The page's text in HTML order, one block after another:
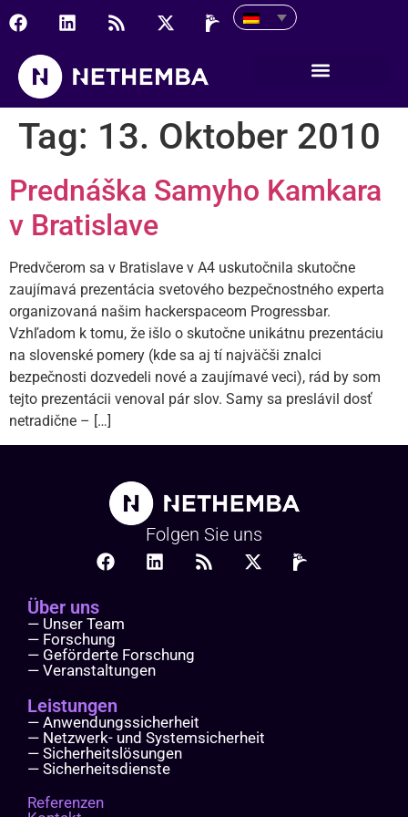
Tag: 13. Oktober 2010
Prednáška Samyho Kamkara
v Bratislave
Predvčerom sa v Bratislave v A4 uskutočnila skutočne
zaujímavá prezentácia svetového bezpečnostného experta
organizovaná našim hackerspaceom Progressbar.
Vzhľadom k tomu, že išlo o skutočne unikátnu prezentáciu
na slovenské pomery (kde sa aj tí najväčši znalci
bezpečnosti dozvedeli nové a zaujímavé veci), rád by som
tejto prezentácii venoval pár slov. Samy sa preslávil dosť
netradične – […]
Folgen Sie uns
Über uns
— Unser Team
— Forschung
— Geförderte Forschung
— Veranstaltungen
Leistungen
— Anwendungssicherheit
— Netzwerk- und Systemsicherheit
— Sicherheitslösungen
— Sicherheitsdienste
Referenzen